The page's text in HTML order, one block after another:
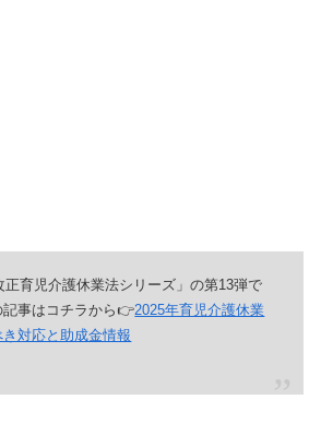
正育児介護休業法シリーズ」の第13弾で
事はコチラから👉2025年育児介護休業
対応と助成金情報